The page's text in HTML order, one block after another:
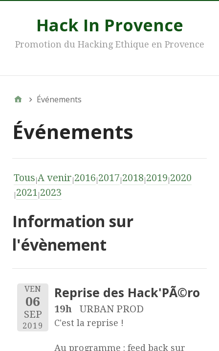
Hack In Provence
Promotion du Hacking Ethique en Provence
Événements
Événements
Tous A venir 2016 2017 2018 2019 2020
2021 2023
Information sur
l'évènement
VEN
06
SEP
2019
Reprise des Hack'PÃ©ro
19h URBAN PROD
C'est la reprise !
Au programme : feed back sur